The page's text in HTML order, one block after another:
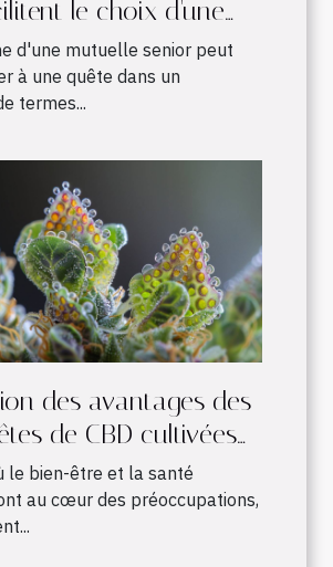
le choix d'une
senior adaptée
d'une mutuelle senior peut
à une quête dans un
termes...
des avantages des
de CBD cultivées
le bien-être et la santé
au cœur des préoccupations,